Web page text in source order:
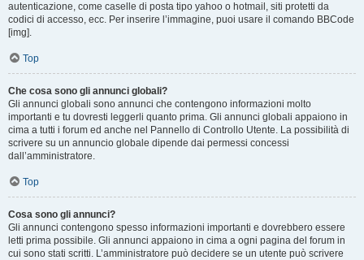
autenticazione, come caselle di posta tipo yahoo o hotmail, siti protetti da
codici di accesso, ecc. Per inserire l’immagine, puoi usare il comando BBCode
[img].
Top
Che cosa sono gli annunci globali?
Gli annunci globali sono annunci che contengono informazioni molto
importanti e tu dovresti leggerli quanto prima. Gli annunci globali appaiono in
cima a tutti i forum ed anche nel Pannello di Controllo Utente. La possibilità di
scrivere su un annuncio globale dipende dai permessi concessi
dall’amministratore.
Top
Cosa sono gli annunci?
Gli annunci contengono spesso informazioni importanti e dovrebbero essere
letti prima possibile. Gli annunci appaiono in cima a ogni pagina del forum in
cui sono stati scritti. L’amministratore può decidere se un utente può scrivere